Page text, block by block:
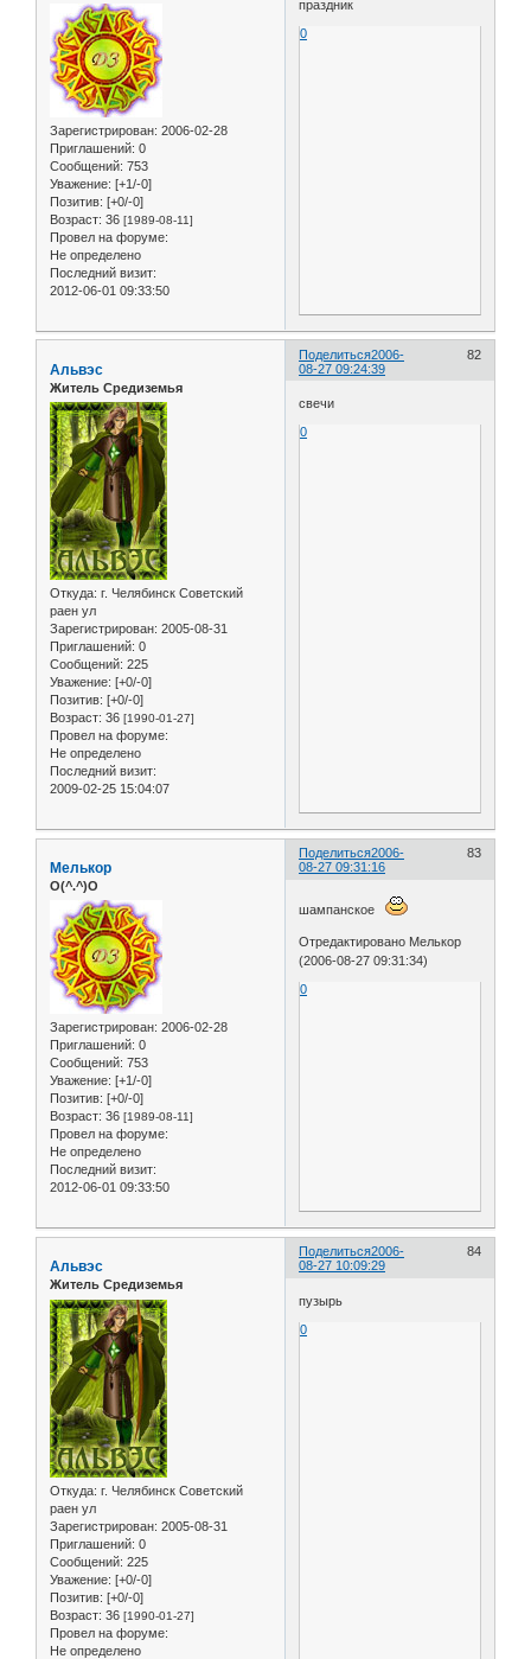
Зарегистрирован: 2006-02-28
Приглашений: 0
Сообщений: 753
Уважение: [+1/-0]
Позитив: [+0/-0]
Возраст: 36 [1989-08-11]
Провел на форуме:
Не определено
Последний визит:
2012-06-01 09:33:50
праздник
0
Поделиться 82
2006-
08-27 09:24:39
Альвэс
Житель Средиземья
Откуда: г. Челябинск Советский
раен ул
Зарегистрирован: 2005-08-31
Приглашений: 0
Сообщений: 225
Уважение: [+0/-0]
Позитив: [+0/-0]
Возраст: 36 [1990-01-27]
Провел на форуме:
Не определено
Последний визит:
2009-02-25 15:04:07
свечи
0
Поделиться 83
2006-
08-27 09:31:16
Мелькор
O(^.^)O
Зарегистрирован: 2006-02-28
Приглашений: 0
Сообщений: 753
Уважение: [+1/-0]
Позитив: [+0/-0]
Возраст: 36 [1989-08-11]
Провел на форуме:
Не определено
Последний визит:
2012-06-01 09:33:50
шампанское
Отредактировано Мелькор
(2006-08-27 09:31:34)
0
Поделиться 84
2006-
08-27 10:09:29
Альвэс
Житель Средиземья
Откуда: г. Челябинск Советский
раен ул
Зарегистрирован: 2005-08-31
Приглашений: 0
Сообщений: 225
Уважение: [+0/-0]
Позитив: [+0/-0]
Возраст: 36 [1990-01-27]
Провел на форуме:
Не определено
пузырь
0